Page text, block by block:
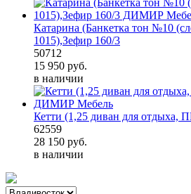
Катарина (Банкетка тон №10
1015),Зефир 160/3
50712
15 950 руб.
в наличии
Кетти (1,25 диван для отдыха,
62559
28 150 руб.
в наличии